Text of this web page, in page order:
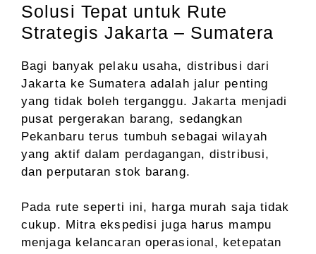
Solusi Tepat untuk Rute
Strategis Jakarta – Sumatera
Bagi banyak pelaku usaha, distribusi dari
Jakarta ke Sumatera adalah jalur penting
yang tidak boleh terganggu. Jakarta menjadi
pusat pergerakan barang, sedangkan
Pekanbaru terus tumbuh sebagai wilayah
yang aktif dalam perdagangan, distribusi,
dan perputaran stok barang.
Pada rute seperti ini, harga murah saja tidak
cukup. Mitra ekspedisi juga harus mampu
menjaga kelancaran operasional, ketepatan